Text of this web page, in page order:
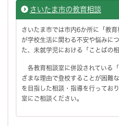
さいたま市の教育相談
さいたま市では市内6か所に「教
が学校生活に関わる不安や悩みに
た、未就学児における「ことばの
各教育相談室に併設されている
ざまな理由で登校することが困難
を目指した相談・指導を行ってお
室にご相談ください。